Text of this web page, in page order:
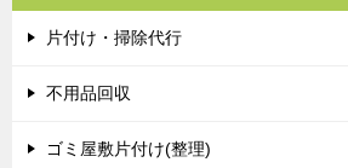
片付け・掃除代行
不用品回収
ゴミ屋敷片付け(整理)